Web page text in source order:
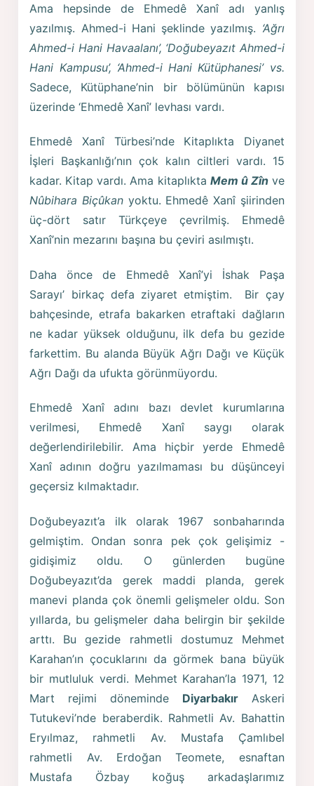
Ama hepsinde de Ehmedê Xanî adı yanlış
yazılmış. Ahmed-i Hani şeklinde yazılmış. ‘Ağrı
Ahmed-i Hani Havaalanı’, ‘Doğubeyazıt Ahmed-i
Hani Kampusu’, ‘Ahmed-i Hani Kütüphanesi’ vs.
Sadece, Kütüphane’nin bir bölümünün kapısı
üzerinde ‘Ehmedê Xanî’ levhası vardı.
Ehmedê Xanî Türbesi’nde Kitaplıkta Diyanet
İşleri Başkanlığı’nın çok kalın ciltleri vardı. 15
kadar. Kitap vardı. Ama kitaplıkta Mem û Zînve
Nûbihara Biçûkan yoktu. Ehmedê Xanî şiirinden
üç-dört satır Türkçeye çevrilmiş. Ehmedê
Xanî’nin mezarını başına bu çeviri asılmıştı.
Daha önce de Ehmedê Xanî’yi İshak Paşa
Sarayı’ birkaç defa ziyaret etmiştim. Bir çay
bahçesinde, etrafa bakarken etraftaki dağların
ne kadar yüksek olduğunu, ilk defa bu gezide
farkettim. Bu alanda Büyük Ağrı Dağı ve Küçük
Ağrı Dağı da ufukta görünmüyordu.
Ehmedê Xanî adını bazı devlet kurumlarına
verilmesi, Ehmedê Xanî saygı olarak
değerlendirilebilir. Ama hiçbir yerde Ehmedê
Xanî adının doğru yazılmaması bu düşünceyi
geçersiz kılmaktadır.
Doğubeyazıt’a ilk olarak 1967 sonbaharında
gelmiştim. Ondan sonra pek çok gelişimiz -
gidişimiz oldu. O günlerden bugüne
Doğubeyazıt’da gerek maddi planda, gerek
manevi planda çok önemli gelişmeler oldu. Son
yıllarda, bu gelişmeler daha belirgin bir şekilde
arttı. Bu gezide rahmetli dostumuz Mehmet
Karahan’ın çocuklarını da görmek bana büyük
bir mutluluk verdi. Mehmet Karahan’la 1971, 12
Mart rejimi döneminde DiyarbakırAskeri
Tutukevi’nde beraberdik. Rahmetli Av. Bahattin
Eryılmaz, rahmetli Av. Mustafa Çamlıbel
rahmetli Av. Erdoğan Teomete, esnaftan
Mustafa Özbay koğuş arkadaşlarımız